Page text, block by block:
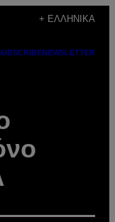
+ ΕΛΛΗΝΙΚΆ
NEWSLETTER